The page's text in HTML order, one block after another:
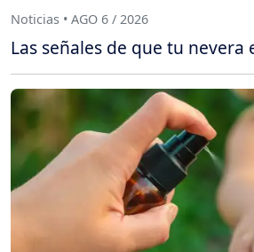
Noticias • AGO 6 / 2026
Las señales de que tu nevera